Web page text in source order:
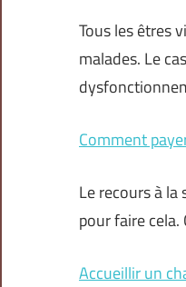
Tous les êtres
malades. Le
Comment
Le recours à
pour faire
Accueillir un